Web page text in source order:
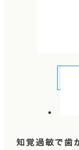
知覚過敏で歯